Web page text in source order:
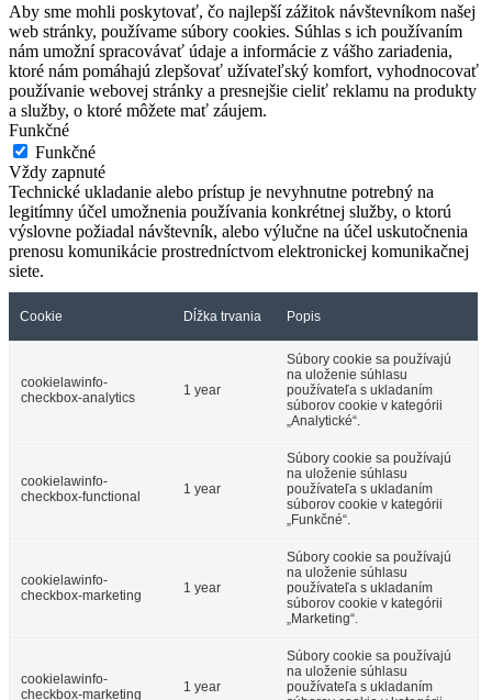
Aby sme mohli poskytovať, čo najlepší zážitok návštevníkom našej
web stránky, používame súbory cookies. Súhlas s ich používaním
nám umožní spracovávať údaje a informácie z vášho zariadenia,
ktoré nám pomáhajú zlepšovať užívateľský komfort, vyhodnocovať
používanie webovej stránky a presnejšie cieliť reklamu na produkty
a služby, o ktoré môžete mať záujem.
Funkčné
Funkčné
Vždy zapnuté
Technické ukladanie alebo prístup je nevyhnutne potrebný na
legitímny účel umožnenia používania konkrétnej služby, o ktorú
výslovne požiadal návštevník, alebo výlučne na účel uskutočnenia
prenosu komunikácie prostredníctvom elektronickej komunikačnej
siete.
Cookie Dĺžka trvania Popis
cookielawinfo-
checkbox-analytics
1 year
Súbory cookie sa používajú
na uloženie súhlasu
používateľa s ukladaním
súborov cookie v kategórii
„Analytické“.
cookielawinfo-
checkbox-functional
1 year
Súbory cookie sa používajú
na uloženie súhlasu
používateľa s ukladaním
súborov cookie v kategórii
„Funkčné“.
cookielawinfo-
checkbox-marketing
1 year
Súbory cookie sa používajú
na uloženie súhlasu
používateľa s ukladaním
súborov cookie v kategórii
„Marketing“.
cookielawinfo-
checkbox-marketing
1 year
Súbory cookie sa používajú
na uloženie súhlasu
používateľa s ukladaním